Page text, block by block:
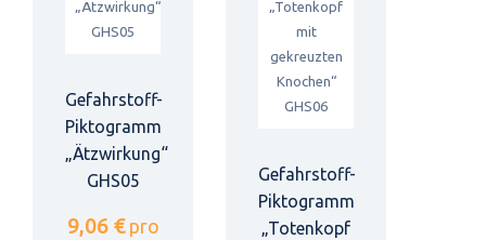
Gefahrstoff-
Piktogramm
„Ätzwirkung“
GHS05
9,06 € pro
Gefahrstoff-
Piktogramm
„Totenkopf